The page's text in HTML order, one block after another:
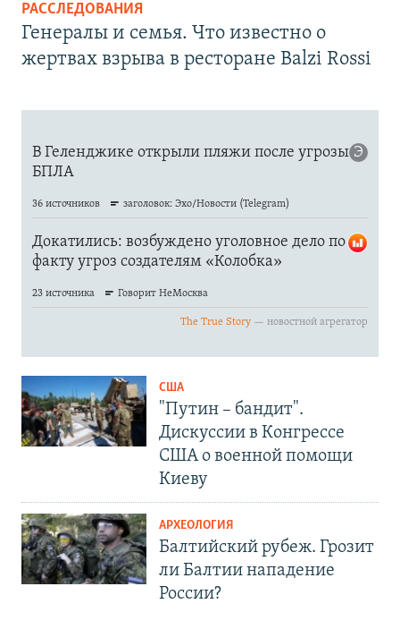
РАССЛЕДОВАНИЯ
Генералы и семья. Что известно о
жертвах взрыва в ресторане Balzi Rossi
США
"Путин – бандит".
Дискуссии в Конгрессе
США о военной помощи
Киеву
АРХЕОЛОГИЯ
Балтийский рубеж. Грозит
ли Балтии нападение
России?